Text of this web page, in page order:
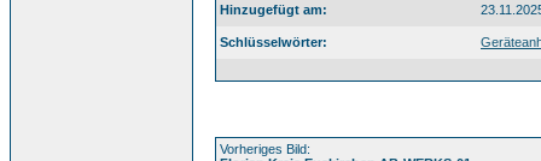
Hinzugefügt am:
Schlüsselwörter:
Vorheriges Bild: